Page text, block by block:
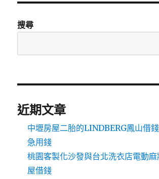
搜尋
近期文章
中壢房屋二胎的LINDBERG鳳山借
急用錢
桃園客製化沙發與台北洗衣店電動
屋借錢